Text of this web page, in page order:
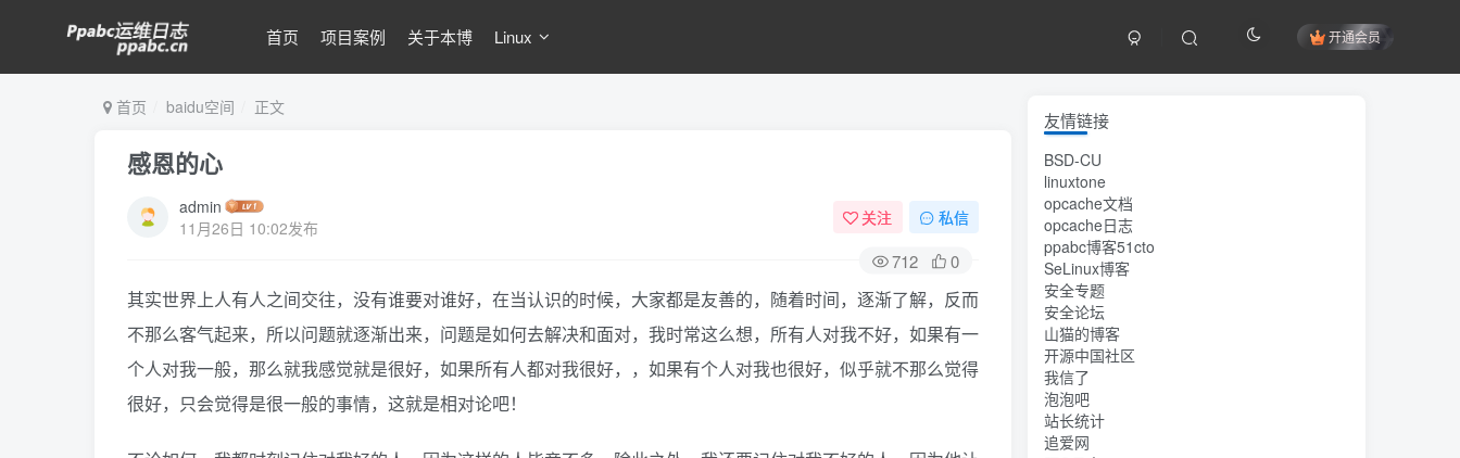
首页 项目案例 关于本博 Linux 开通会员
首页 baidu空间 正文
感恩的心
admin
11月26日 10:02发布
关注 私信
712 0
其实世界上人有人之间交往，没有谁要对谁好，在当认识的时候，大家都是友善的，随着时间，逐渐了解，反而
不那么客气起来，所以问题就逐渐出来，问题是如何去解决和面对，我时常这么想，所有人对我不好，如果有一
个人对我一般，那么就我感觉就是很好，如果所有人都对我很好，，如果有个人对我也很好，似乎就不那么觉得
很好，只会觉得是很一般的事情，这就是相对论吧！
友情链接
BSD-CU
linuxtone
opcache文档
opcache日志
ppabc博客51cto
SeLinux博客
安全专题
安全论坛
山猫的博客
开源中国社区
我信了
泡泡吧
站长统计
追爱网